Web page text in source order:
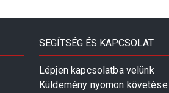
SEGÍTSÉG ÉS KAPCSOLAT
Lépjen kapcsolatba velünk
Küldemény nyomon követése